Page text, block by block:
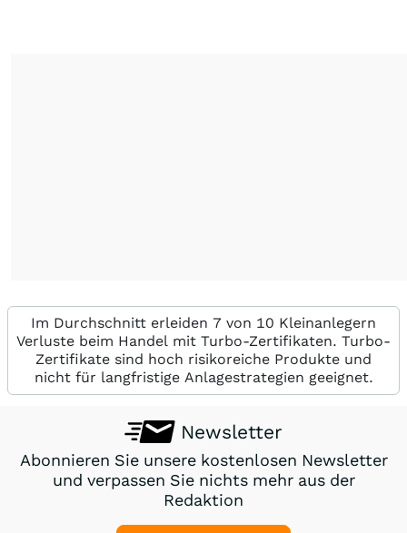
Im Durchschnitt erleiden 7 von 10 Kleinanlegern
Verluste beim Handel mit Turbo-Zertifikaten. Turbo-
Zertifikate sind hoch risikoreiche Produkte und
nicht für langfristige Anlagestrategien geeignet.
Newsletter
Abonnieren Sie unsere kostenlosen Newsletter
und verpassen Sie nichts mehr aus der
Redaktion